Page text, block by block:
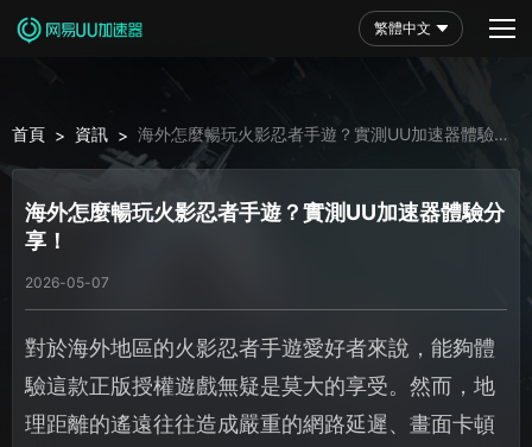
繁體中文
首頁 > 資訊 > 海外怎麼暢玩火影忍者手遊？實測UU加速器體驗分
享！
海外怎麼暢玩火影忍者手遊？實測UU加速器體驗分
享！
2026-05-07
對於海外地區的火影忍者手遊愛好者來說，能夠體
驗這款正版授權遊戲無疑是莫大的享受。然而，地
理距離的遙遠往往造成嚴重的網路延遲、畫面卡頓